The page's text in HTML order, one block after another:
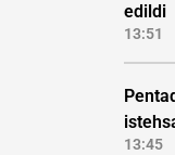
edildi
13:51
13:45